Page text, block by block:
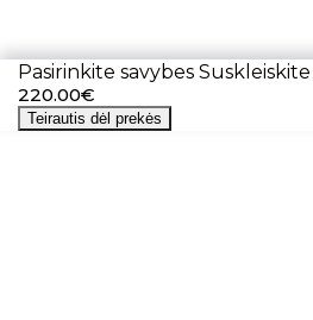
Pasirinkite savybes
220.00€
Teirautis dėl prekės